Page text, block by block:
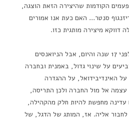
הקודמות שהיצירה הזאת הוצגה,
סנטר… האם כעת אנו אמורים
מיצירה מותגית כזו.
לכאורה, אותה עבודה אז, לפני 17 שנה והיום, אבל הניואנסים
על שינוי גדול, באמנית ובחברה
האינדיבידואל, על ההגדרה
אל מול החברה ולכן התריסה,
מחפשת להיות חלק מהקהילה,
לחבור אליה. אז, המותג של הדגל, של